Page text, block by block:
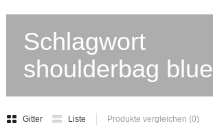
Schlagwort
shoulderbag blue
Gitter Liste Produkte vergleichen (0)